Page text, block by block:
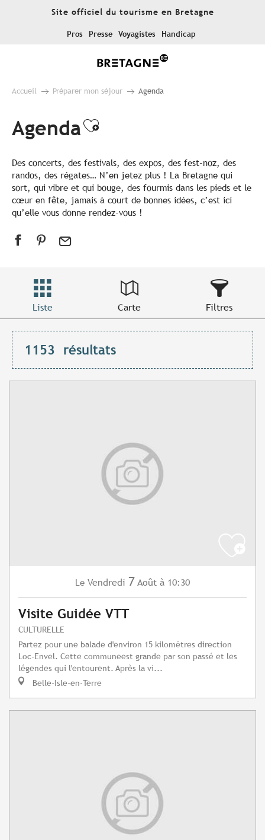
Site officiel du tourisme en Bretagne
Pros Presse Voyagistes Handicap
Accueil Préparer mon séjour Agenda
AgendaAjouter aux favoris
Des concerts, des festivals, des expos, des fest-noz, des
randos, des régates… N’en jetez plus ! La Bretagne qui
sort, qui vibre et qui bouge, des fourmis dans les pieds et le
cœur en fête, jamais à court de bonnes idées, c’est ici
qu’elle vous donne rendez-vous !
Liste Carte Filtres
1153 résultats
Le Vendredi 7 Août à 10:30
Visite Guidée VTT
CULTURELLE
Partez pour une balade d'environ 15 kilomètres direction
Loc-Envel. Cette communeest grande par son passé et les
légendes qui l'entourent. Après la vi...
Belle-Isle-en-Terre